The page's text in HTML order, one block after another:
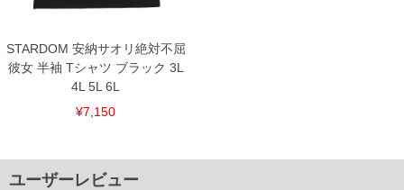
STARDOM 安納サオリ絶対不屈
彼女 半袖 Tシャツ ブラック 3L
4L 5L 6L
¥7,150
ユーザーレビュー